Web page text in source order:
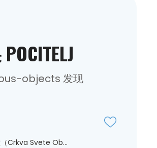
objects 发现
Crkva Svete Ob...